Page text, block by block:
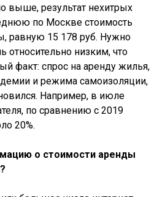
выше, результат нехитрых
по Москве стоимость
равную 15 178 руб. Нужно
относительно низким, что
факт: спрос на аренду жилья,
и режима самоизоляции,
Например, в июле
по сравнению с 2019
20%.
о стоимости аренды